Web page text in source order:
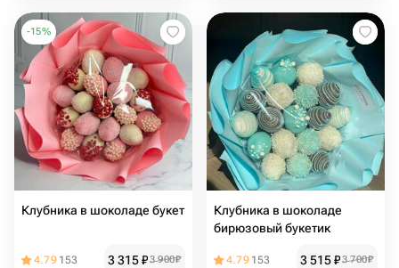
-15%
Клубника в шоколаде букет
4.79 153 3 315₽3 900₽
Клубника в шоколаде
бирюзовый букетик
4.79 153 3 515₽3 700₽